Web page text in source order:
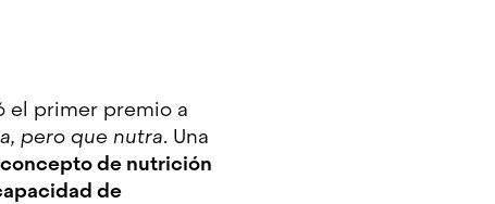
el primer premio a
pero que nutra. Una
de nutrición
de